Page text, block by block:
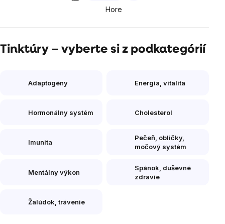
Hore
Tinktúry – vyberte si z podkategórií
Adaptogény Energia, vitalita
Hormonálny systém Cholesterol
Imunita
Pečeň, obličky,
močový systém
Mentálny výkon
Spánok, duševné
zdravie
Žalúdok, trávenie